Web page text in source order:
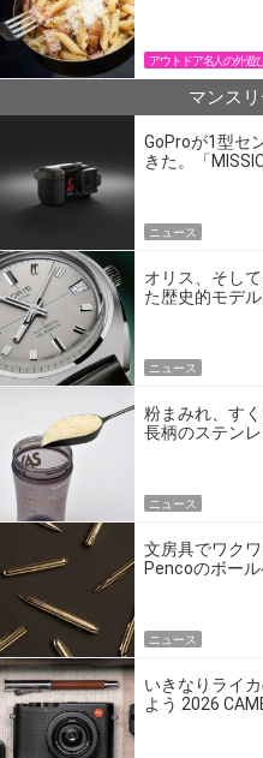
アウトドア名人の外遊
マンス
GoProが1型セ
きた。「
ニュース
オリス、そし
た歴史的モデ
ニュース
粉まみれ、す
長柄のステン
ニュース
文房具でワクワ
Pencoのボー
ニュース
いきなりライ
よう 2026